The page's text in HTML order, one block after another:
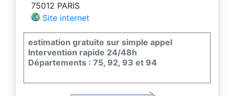
75012 PARIS
Site internet
estimation gratuite sur simple appel
Intervention rapide 24/48h
Départements : 75, 92, 93 et 94